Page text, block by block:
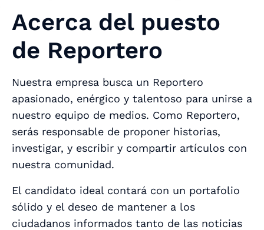
Acerca del puesto
de Reportero
Nuestra empresa busca un Reportero
apasionado, enérgico y talentoso para unirse a
nuestro equipo de medios. Como Reportero,
serás responsable de proponer historias,
investigar, y escribir y compartir artículos con
nuestra comunidad.
El candidato ideal contará con un portafolio
sólido y el deseo de mantener a los
ciudadanos informados tanto de las noticias